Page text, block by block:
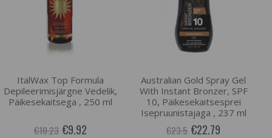
ItalWax Top Formula
Depileerimisjärgne Vedelik,
Päikesekaitsega , 250 ml
€10.23 €9.92
Australian Gold Spray Gel
With Instant Bronzer, SPF
10, Päikesekaitsesprei
Isepruunistajaga , 237 ml
€23.5 €22.79